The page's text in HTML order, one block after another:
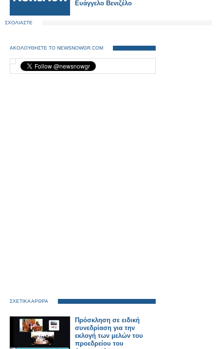
Ευάγγελο Βενιζέλο
ΣΧΟΛΙΑΣΤΕ
ΑΚΟΛΟΥΘΗΣΤΕ ΤΟ NEWSNOWGR.COM
ΣΧΕΤΙΚΑ ΑΡΘΡΑ
Πρόσκληση σε ειδική
συνεδρίαση για την
εκλογή των μελών του
προεδρείου του